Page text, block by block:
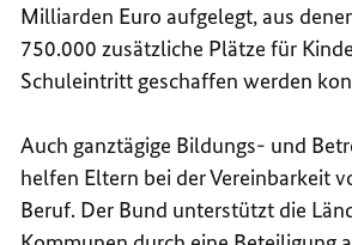
Milliarden Euro aufgelegt, aus
750.000 zusätzliche Plätze für
Schuleintritt geschaffen werden
Auch ganztägige Bildungs- und
helfen Eltern bei der Vereinbarkeit
Beruf. Der Bund unterstützt die